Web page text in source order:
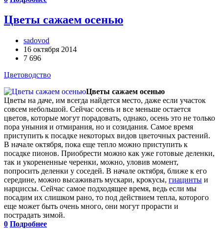
Цветы сажаем осенью
sadovod
16 октября 2014
7 696
Цветоводство
Цветы сажаем осенью
Цветы на даче, им всегда найдется место, даже если участок
совсем небольшой. Сейчас осень и все меньше остается
цветов, которые могут порадовать, однако, осень это не только
пора уныния и отмирания, но и созидания. Самое время
приступить к посадке некоторых видов цветочных растений.
В начале октября, пока еще тепло можно приступить к
посадке пионов. Приобрести можно как уже готовые деленки,
так и укорененные черенки, можно, уловив момент,
попросить деленки у соседей. В начале октября, ближе к его
середине, можно высаживать мускари, крокусы, гиацинты и
нарциссы. Сейчас самое подходящее время, ведь если мы
посадим их слишком рано, то под действием тепла, которого
еще может быть очень много, они могут прорасти и
пострадать зимой.
0 Подробнее